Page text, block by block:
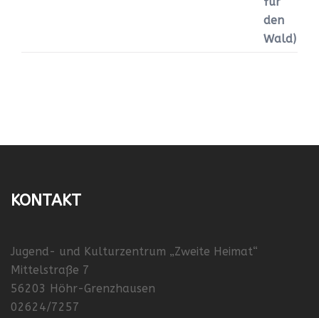
KONTAKT
Jugend- und Kulturzentrum „Zweite Heimat“
Mittelstraße 7
56203 Höhr-Grenzhausen
02624/7257